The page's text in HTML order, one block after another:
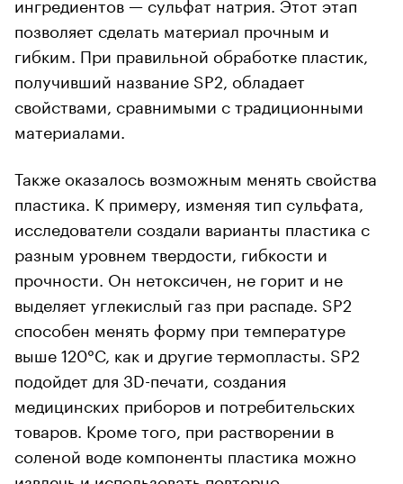
позволяет сделать материал прочным и
гибким. При правильной обработке пластик,
получивший название SP2, обладает
свойствами, сравнимыми с традиционными
материалами.
Также оказалось возможным менять свойства
пластика. К примеру, изменяя тип сульфата,
исследователи создали варианты пластика с
разным уровнем твердости, гибкости и
прочности. Он нетоксичен, не горит и не
выделяет углекислый газ при распаде. SP2
способен менять форму при температуре
выше 120°C, как и другие термопласты. SP2
подойдет для 3D-печати, создания
медицинских приборов и потребительских
товаров. Кроме того, при растворении в
соленой воде компоненты пластика можно